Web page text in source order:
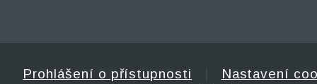
Prohlášení o přístupnosti
Nastavení